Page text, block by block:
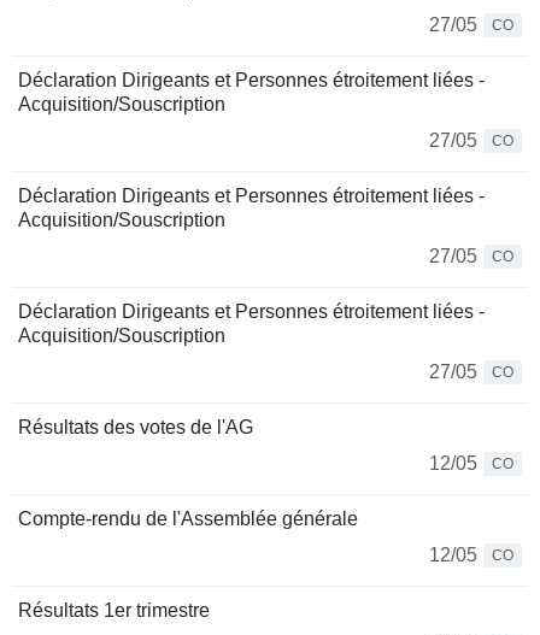
27/05
CO
Déclaration Dirigeants et Personnes étroitement liées -
Acquisition/Souscription
27/05
CO
Déclaration Dirigeants et Personnes étroitement liées -
Acquisition/Souscription
27/05
CO
Déclaration Dirigeants et Personnes étroitement liées -
Acquisition/Souscription
27/05
CO
Résultats des votes de l'AG
12/05
CO
Compte-rendu de l'Assemblée générale
12/05
CO
Résultats 1er trimestre